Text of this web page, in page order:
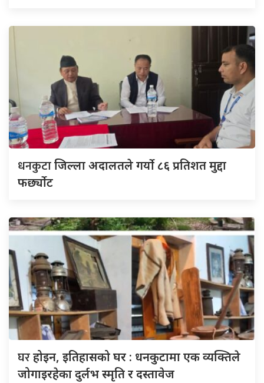
धनकुटाजिल्ला अदालतले गर्यो ८६ प्रतिशत मुद्दा
फर्छ्योट
घरहोइन, इतिहासको घर : धनकुटामा एक व्यक्तिले
जोगाइरहेका दुर्लभ स्मृति र दस्तावेज